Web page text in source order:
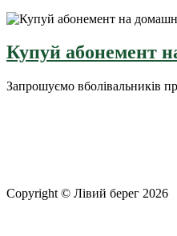
Купуй абонемент
Запрошуємо вболівальників
Copyright © Лівий берег 2026